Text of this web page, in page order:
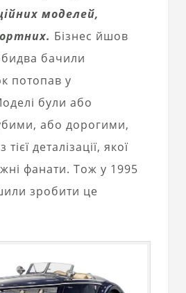
моделей,
Бізнес йшов
бачили
потопав у
були або
або дорогими,
деталізації, якої
фанати. Тож у 1995
зробити це